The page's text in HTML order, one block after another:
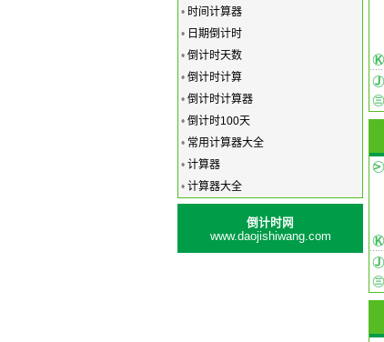
• 时间计算器
• 日期倒计时
• 倒计时天数
• 倒计时计算
• 倒计时计算器
• 倒计时100天
• 常用计算器大全
• 计算器
• 计算器大全
倒计时网
www.daojishiwang.com